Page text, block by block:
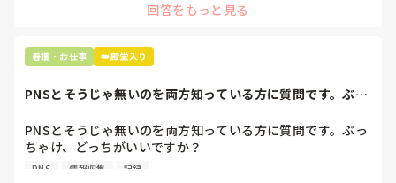
なんで頭回らなかったんだろう😭
市長さんは、
患者さんに迷惑かけたわけじゃないから大丈夫、
自分が情けなくて情けなくて😭
こんなバカな私をせめて笑い飛ばしてください笑
に出しちゃったり。(これは問題か💦)
回答をもっと見る
看護・お仕事 👑殿堂入り
PNSとそうじゃ無いのを両方知っている方に質問です。ぶっ
PNSとそうじゃ無いのを両方知っている方に質問です。ぶっ
ちゃけ、どっちがいいですか？
PNS 情報収集 記録